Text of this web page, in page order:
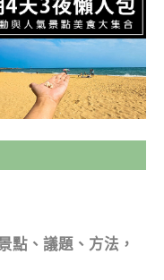
點、議題、方法，